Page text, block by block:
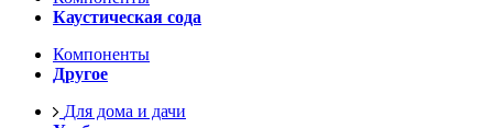
Каустическая сода
Компоненты
Другое
Для дома и дачи